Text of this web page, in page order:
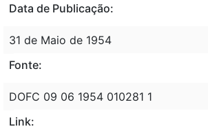
Data de Publicação:
31 de Maio de 1954
Fonte:
DOFC 09 06 1954 010281 1
Link: